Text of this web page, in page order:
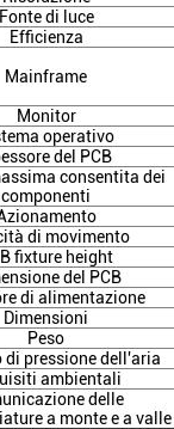
Fonte di luce
Efficienza
Mainframe
Monitor
operativo
del PCB
consentita dei
componenti
di movimento
fixture height
del PCB
di alimentazione
Dimensioni
Peso
di pressione dell'aria
ambientali
delle
a monte e a valle